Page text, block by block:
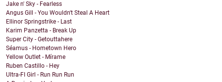
Jake n' Sky - Fearless
Angus Gill - You Wouldn't Steal A Heart
Ellinor Springstrike - Last
Karim Panzetta - Break Up
Super City - Getouttahere
Séamus - Hometown Hero
Yellow Outlet - Mírame
Ruben Castillo - Hey
Ultra-FI Girl - Run Run Run